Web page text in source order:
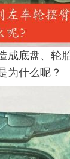
成底盘、
为什么呢？